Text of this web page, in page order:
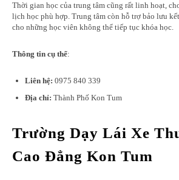
Thời gian học của trung tâm cũng rất linh hoạt,
lịch học phù hợp. Trung tâm còn hỗ trợ bảo lưu
cho những học viên không thể tiếp tục khóa học.
Thông tin cụ thể:
Liên hệ: 0975 840 339
Địa chỉ: Thành Phố Kon Tum
Trường Dạy Lái Xe
Cao Đẳng Kon Tum